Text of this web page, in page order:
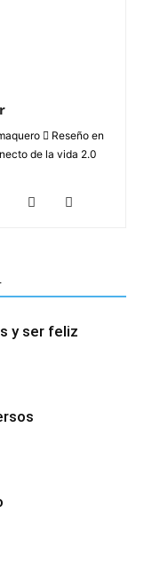
 Reseño en
de la vida 2.0
y ser feliz